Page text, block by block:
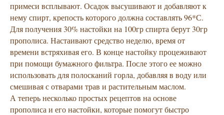
примеси всплывают. Осадок высушивают и добавляют к
нему спирт, крепость которого должна составлять 96*С.
Для получения 30% настойки на 100гр спирта берут 30гр
прополиса. Настаивают средство неделю, время от
времени встряхивая его. В конце настойку процеживают
при помощи бумажного фильтра. После этого ее можно
использовать для полосканий горла, добавляя в воду или
смешивая с отварами трав и растительным маслом.
А теперь несколько простых рецептов на основе
прополиса и его настойки, которые помогут быстро